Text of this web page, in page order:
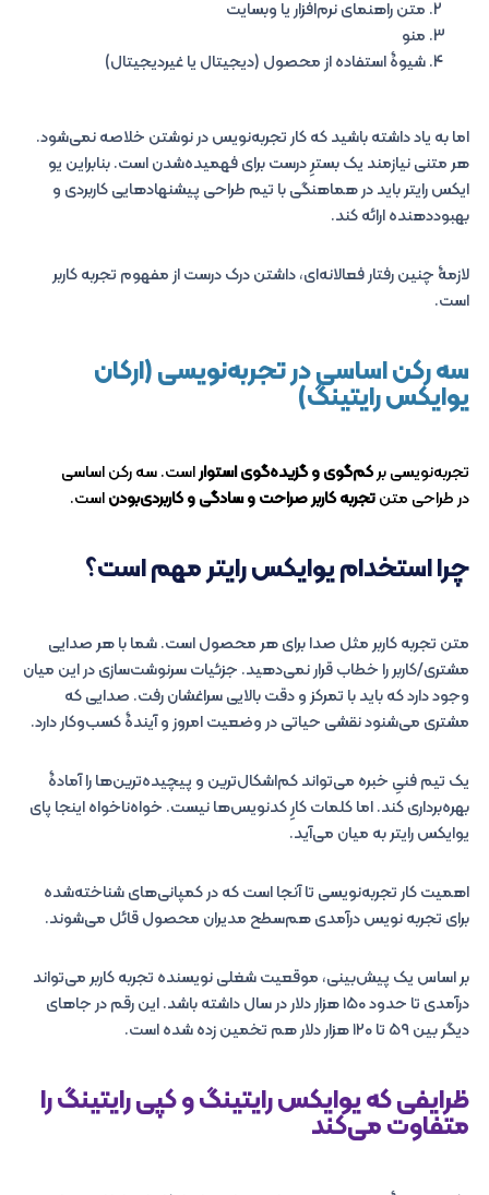
متن راهنمای نرم‌افزار یا وبسایت
منو
شیوۀ استفاده از محصول (دیجیتال یا غیردیجیتال)
اما به یاد داشته باشید که کار تجربه‌نویس در نوشتن خلاصه نمی‌شود.
هر متنی نیازمند یک بسترِ درست برای فهمیده‌شدن است. بنابراین یو
ایکس رایتر باید در هماهنگی با تیم طراحی پیشنهادهایی کاربردی و
بهبوددهنده ارائه کند.
لازمۀ چنین رفتار فعالانه‌ای، داشتن درک درست از مفهوم تجربه کاربر
است.
سه رکن اساسی در تجربه‌نویسی (ارکان
یوایکس رایتینگ)
تجربه‌نویسی برکم‌گوی و گزیده‌گوی استواراست. سه رکن اساسی
در طراحی متنتجربه کاربر صراحت و سادگی و کاربردی‌بودناست.
چرا استخدام یوایکس رایتر مهم است؟
متن تجربه کاربر مثل صدا برای هر محصول است. شما با هر صدایی
مشتری/کاربر را خطاب قرار نمی‌دهید. جزئیات سرنوشت‌سازی در این میان
وجود دارد که باید با تمرکز و دقت بالایی سراغشان رفت. صدایی که
مشتری می‌شنود نقشی حیاتی در وضعیت امروز و آیندۀ کسب‌وکار دارد.
یک تیم فنیِ خبره می‌تواند کم‌اشکال‌ترین و پیچیده‌ترین‌ها را آمادۀ
بهره‌برداری کند. اما کلمات کارِ کدنویس‌ها نیست. خواه‌ناخواه اینجا پای
یوایکس رایتر به میان می‌آید.
اهمیت کار تجربه‌نویسی تا آنجا است که در کمپانی‌های شناخته‌شده
برای تجربه نویس درآمدی هم‌سطح مدیران محصول قائل می‌شوند.
بر اساس یک پیش‌بینی، موقعیت شغلی نویسنده تجربه کاربر می‌تواند
درآمدی تا حدود ۱۵۰ هزار دلار در سال داشته باشد. این رقم در جاهای
دیگر بین ۵۹ تا ۱۲۰ هزار دلار هم تخمین زده شده است.
ظرایفی که یوایکس رایتینگ و کپی رایتینگ را
متفاوت می‌کند